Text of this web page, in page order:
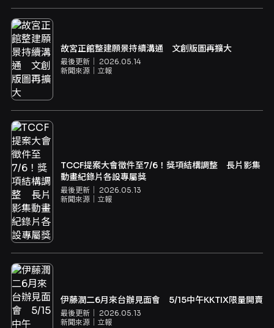
故宮正館整建願景持續溝通 文創版圖再擴大
最後更新｜ 2026.05.14
新聞來源｜ 立報
TCCF提案大會徵件至7/6！獎項結構調整 長片影集
動畫紀錄片各設專屬獎
最後更新｜ 2026.05.13
新聞來源｜ 立報
伊藤潤二6月來台辦見面會 5/15中午KKTIX限量開賣
最後更新｜ 2026.05.13
新聞來源｜ 立報